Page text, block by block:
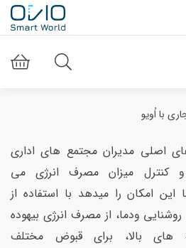
با اُویو
اصلی مدیران مجتمع های اداری
کنترل میزان مصرف انرژی می
این امکان را میدهد با استفاده از
ودما، از مصرف انرژی بیهوده
بالا، برای قبوض مختلف